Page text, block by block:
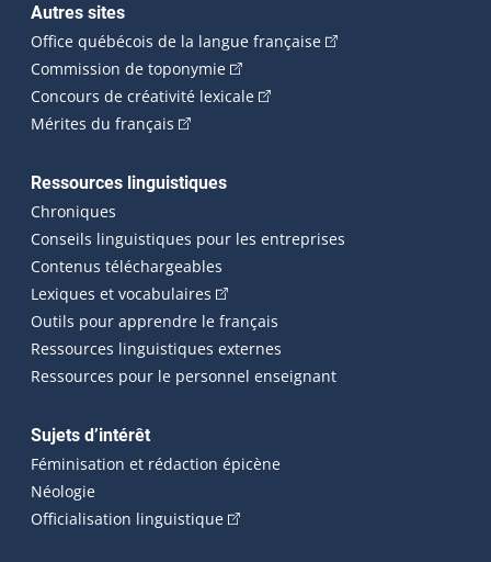
Autres sites
Office québécois de la langue française(Cet hyperlien
Commission de toponymie(Cet hyperlien externe s'ouvrira
Concours de créativité lexicale(Cet hyperlien externe
Mérites du français (Cet hyperlien externe s'ouvrira dans une
Ressources linguistiques
Chroniques
Conseils linguistiques pour les entreprises
Contenus téléchargeables
Lexiques et vocabulaires (Cet hyperlien externe s'ouvrira
Outils pour apprendre le français
Ressources linguistiques externes
Ressources pour le personnel enseignant
Sujets d’intérêt
Féminisation et rédaction épicène
Néologie
Officialisation linguistique(Cet hyperlien externe s'ouvrira